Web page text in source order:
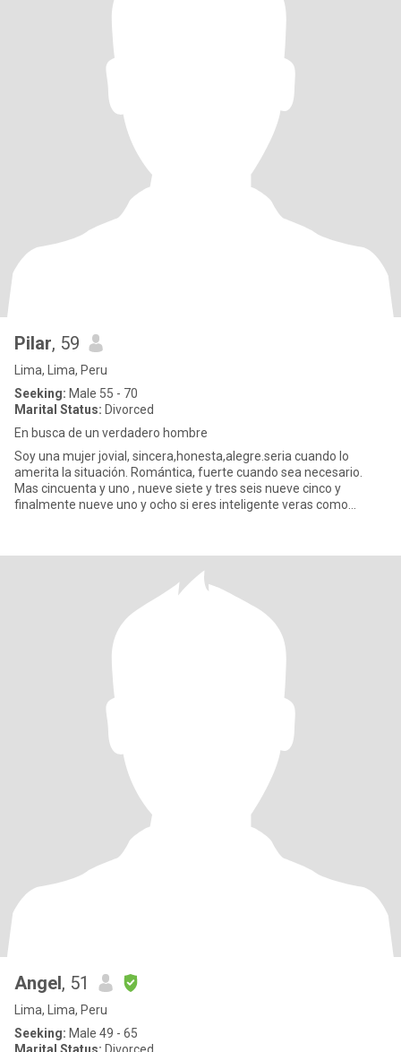
Pilar, 59
Lima, Lima, Peru
Seeking: Male 55 - 70
Marital Status: Divorced
En busca de un verdadero hombre
Soy una mujer jovial, sincera,honesta,alegre.seria cuando lo
amerita la situación. Romántica, fuerte cuando sea necesario.
Mas cincuenta y uno , nueve siete y tres seis nueve cinco y
finalmente nueve uno y ocho si eres inteligente veras como
Angel, 51
Lima, Lima, Peru
Seeking: Male 49 - 65